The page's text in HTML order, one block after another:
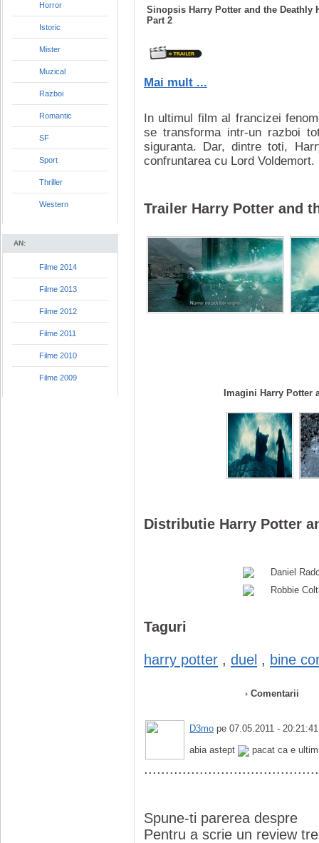
Horror
Istoric
Mister
Muzical
Razboi
Romantic
SF
Sport
Thriller
Western
AN:
Filme 2014
Filme 2013
Filme 2012
Filme 2011
Filme 2010
Filme 2009
Sinopsis Harry Potter and the Deathly
Part 2
Mai mult ...
In ultimul film al francizei
se transforma intr-un razboi
siguranta. Dar, dintre toti,
confruntarea cu Lord
Trailer Harry Potter and
Imagini Harry Potter
Distributie Harry Potter
Daniel
Robbie
Taguri
harry potter , duel , bine
Comentarii
D3mo pe 07.05.2011 - 20:21:41
abia astept
pacat ca e
Spune-ti parerea despre
Pentru a scrie un review